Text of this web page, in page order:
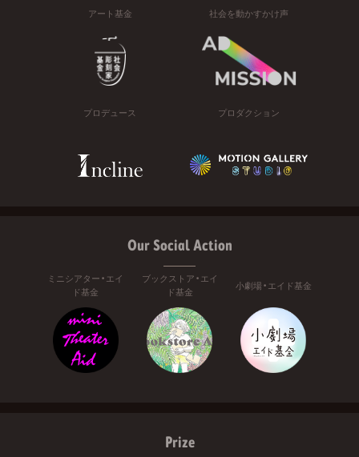
アート基金 社会を動かすかけ声
プロデュース プロダクション
Our Social Action
ミニシアター・エイ
ド基金
ブックストア・エイ
ド基金
小劇場・エイド基金
Prize